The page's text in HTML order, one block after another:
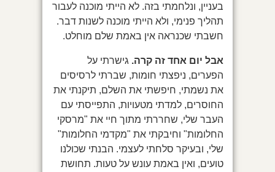
בעניין, ונלחמתי בזה. לא הייתי מוכנה לעבור
תהליך פנימי, ולא הייתי מוכנה לשנות דבר.
חשבתי שכנראה אין באמת שלם מוחלט.
אבל יום אחד זה קרה. גישרתי על
הפערים, ניפצתי חומות, שברתי לרסיסים
את נשמתי, חיפשתי את השלם, תיקנתי את
החוסרים, למדתי מטעויות, התפייסתי עם
העבר שלי, שחררתי מתוך חיי את "מרסקי
החלומות" וחיבקתי את "מקדמי החלומות"
שלי, ובעיקר סלחתי לעצמי. הבנתי שכולנו
טועים, ואין באמת עונש על טעות. תחושת